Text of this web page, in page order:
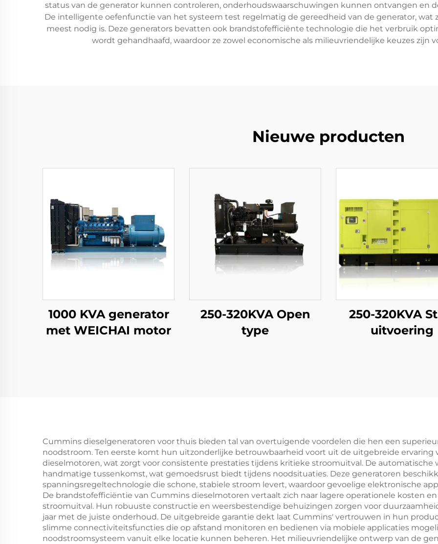
status van de generator kunnen controleren, onderhoudswaarschuwingen kunnen ontvangen en
De intelligente oefenfunctie van het systeem test regelmatig de gereedheid van de generator,
meest nodig is. Deze generators bevatten ook brandstofefficiënte technologie die het verbruik
wordt gehandhaafd, waardoor ze zowel economische als milieuvriendelijke keuzes zijn
Nieuwe producten
1000 KVA generator
met WEICHAI motor
250-320KVA Open
type
250-320KVA
uitvoering
Cummins dieselgeneratoren voor thuis bieden tal van overtuigende voordelen die hen een
noodstroom. Ten eerste komt hun uitzonderlijke betrouwbaarheid voort uit de uitgebreide ervaring
dieselmotoren, wat zorgt voor consistente prestaties tijdens kritieke stroomuitval. De automatische
handmatige tussenkomst, wat gemoedsrust biedt tijdens noodsituaties. Deze generatoren
spanningsregeltechnologie die schone, stabiele stroom levert, waardoor gevoelige elektronische
De brandstofefficiëntie van Cummins dieselmotoren vertaalt zich naar lagere operationele kosten
stroomuitval. Hun robuuste constructie en weersbestendige behuizingen zorgen voor
jaar met de juiste onderhoud. De uitgebreide garantie dekt laat Cummins' vertrouwen in hun
slimme connectiviteitsfuncties die op afstand monitoren en bedienen via mobiele applicaties
noodstroomsysteem vanuit elke locatie kunnen beheren. Het milieuvriendelijke ontwerp van de